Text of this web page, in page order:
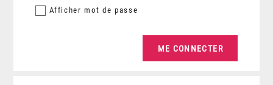
Afficher mot de passe